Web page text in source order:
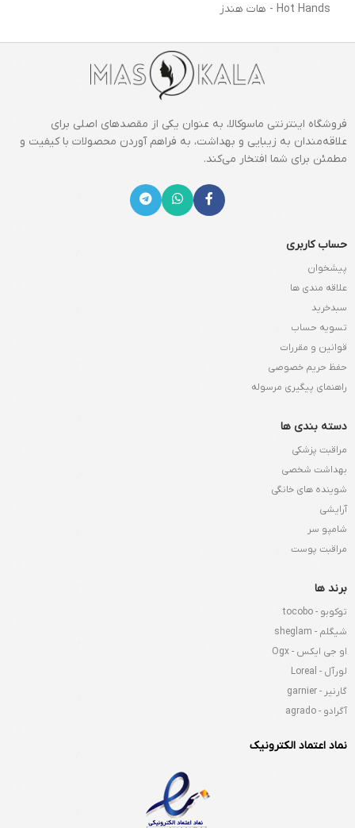
Hot Hands - هات هندز
فروشگاه اینترنتی ماسوکالا، به عنوان یکی از مقصدهای اصلی برای
علاقه‌مندان به زیبایی و بهداشت، به فراهم آوردن محصولات با کیفیت و
مطمئن برای شما افتخار می‌کند.
حساب کاربری
پیشخوان
علاقه مندی ها
سبدخرید
تسویه حساب
قوانین و مقررات
حفظ حریم خصوصی
راهنمای پیگیری مرسوله
دسته بندی ها
مراقبت پزشکی
بهداشت شخصی
شوینده های خانگی
آرایشی
شامپو سر
مراقبت پوست
برند ها
توکوبو - tocobo
شیگلم - sheglam
او جی ایکس - Ogx
لورآل - Loreal
گارنیر - garnier
آگرادو - agrado
نماد اعتماد الکترونیک